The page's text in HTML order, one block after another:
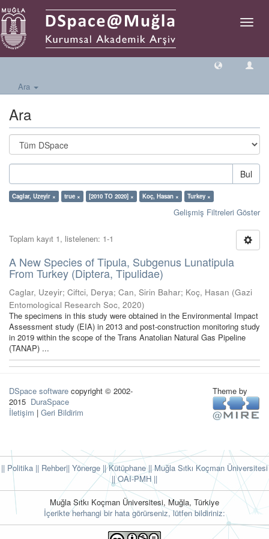
Geçiş
Ara
Ara
Bul
Caglar, Uzeyir × true × [2010 TO 2020] × Koç, Hasan × Turkey ×
Gelişmiş Filtreleri Göster
Toplam kayıt 1, listelenen: 1-1
A New Species of Tipula, Subgenus Lunatipula
From Turkey (Diptera, Tipulidae)
Caglar, Uzeyir; Ciftci, Derya; Can, Sirin Bahar; Koç, Hasan (Gazi
Entomological Research Soc, 2020)
The specimens in this study were obtained in the Environmental Impact
Assessment study (EIA) in 2013 and post-construction monitoring study
in 2019 within the scope of the Trans Anatolian Natural Gas Pipeline
(TANAP) ...
DSpace software copyright © 2002-
2015 DuraSpace
İletişim | Geri Bildirim
Theme by
|| Politika || Rehber|| Yönerge || Kütüphane|| Muğla Sıtkı Koçman Üniversitesi
||OAI-PMH ||
Muğla Sıtkı Koçman Üniversitesi, Muğla, Türkiye
İçerikte herhangi bir hata görürseniz, lütfen bildiriniz: